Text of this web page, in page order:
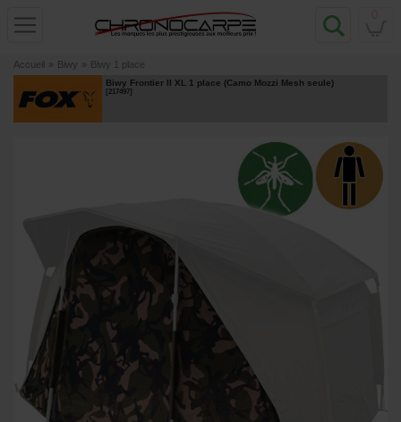
Accueil » Biwy » Biwy 1 place
Biwy Frontier II XL 1 place (Camo Mozzi Mesh seule)
[217497]